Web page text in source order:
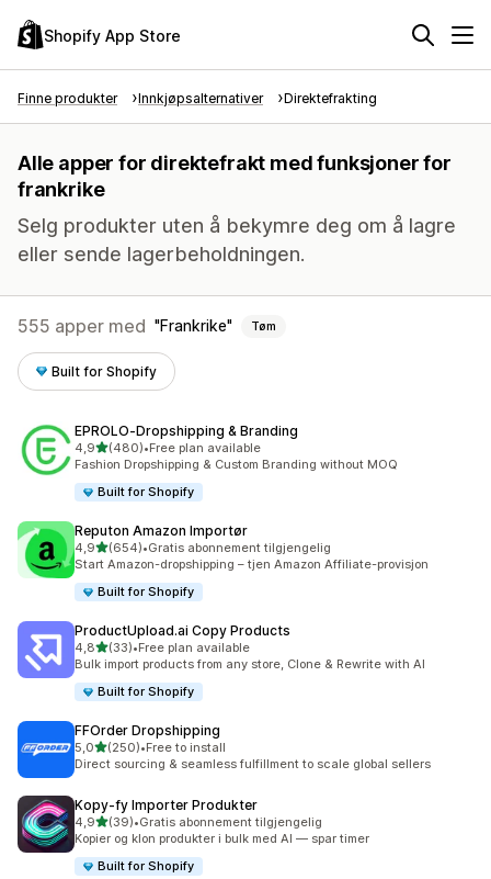
Shopify App Store
Finne produkter Innkjøpsalternativer Direktefrakting
Alle apper for direktefrakt med funksjoner for
frankrike
Selg produkter uten å bekymre deg om å lagre
eller sende lagerbeholdningen.
555 apper med Frankrike Tøm
Built for Shopify
EPROLO‑Dropshipping & Branding
4,9av 5 stjerner
(480)
Totalt 480 omtaler
•Free plan available
Fashion Dropshipping & Custom Branding without MOQ
Built for Shopify
Reputon Amazon Importør
4,9av 5 stjerner
(654)
Totalt 654 omtaler
•Gratis abonnement tilgjengelig
Start Amazon-dropshipping – tjen Amazon Affiliate-provisjon
Built for Shopify
ProductUpload.ai Copy Products
4,8av 5 stjerner
(33)
Totalt 33 omtaler
•Free plan available
Bulk import products from any store, Clone & Rewrite with AI
Built for Shopify
FFOrder Dropshipping
5,0av 5 stjerner
(250)
Totalt 250 omtaler
•Free to install
Direct sourcing & seamless fulfillment to scale global sellers
Kopy‑fy Importer Produkter
4,9av 5 stjerner
(39)
Totalt 39 omtaler
•Gratis abonnement tilgjengelig
Kopier og klon produkter i bulk med AI — spar timer
Built for Shopify